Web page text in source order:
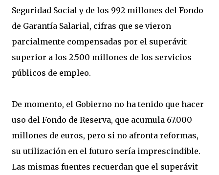
Seguridad Social y de los 992 millones del Fondo
de Garantía Salarial, cifras que se vieron
parcialmente compensadas por el superávit
superior a los 2.500 millones de los servicios
públicos de empleo.
De momento, el Gobierno no ha tenido que hacer
uso del Fondo de Reserva, que acumula 67.000
millones de euros, pero si no afronta reformas,
su utilización en el futuro sería imprescindible.
Las mismas fuentes recuerdan que el superávit